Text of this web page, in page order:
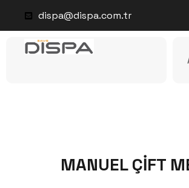
dispa@dispa.com.tr
MANUEL ÇİFT